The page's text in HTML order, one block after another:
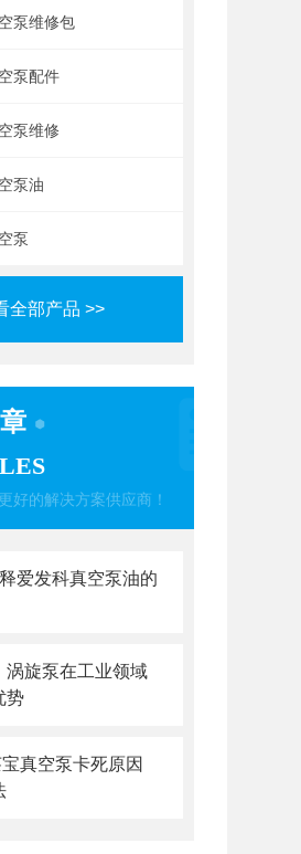
泵维修包
泵配件
泵维修
泵油
泵
全部产品 >>
好的解决方案供应商！
爱发科真空泵油的
涡旋泵在工业领域
势
真空泵卡死原因